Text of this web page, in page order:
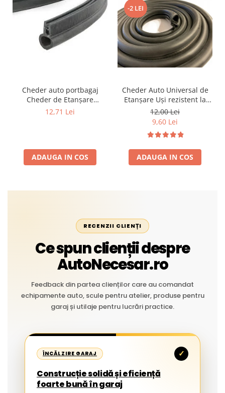
Cheder auto portbagaj
Cheder de Etanșare
Profesional din Cauciuc -
Liniar
12,71 Lei
ADAUGA IN COS
-2 LEI
Cheder Auto Universal de
Etanșare Uși rezistent la
intemperii, raze UV,
îmbătrânire și temperaturi
extreme
12,00 Lei
9,60 Lei
ADAUGA IN COS
RECENZII CLIENȚI
Ce spun clienții despre
AutoNecesar.ro
Feedback din partea clienților care au comandat
echipamente auto, scule pentru atelier, produse pentru
garaj și utilaje pentru lucrări practice.
ÎNCĂLZIRE GARAJ ✓
Construcție solidă și eficiență
foarte bună în garaj